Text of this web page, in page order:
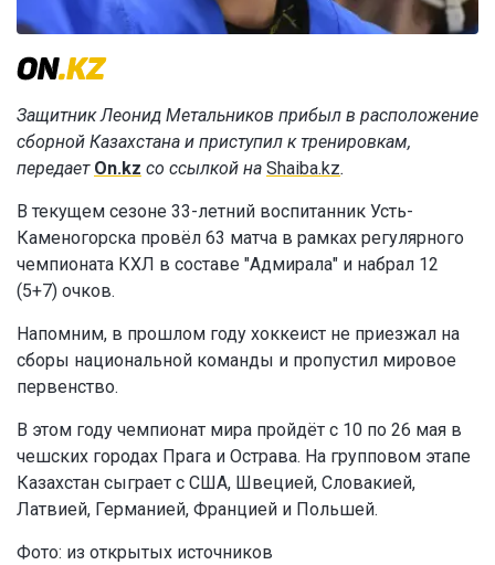
Защитник Леонид Метальников прибыл в расположение
сборной Казахстана и приступил к тренировкам,
передает On.kz со ссылкой на Shaiba.kz.
В текущем сезоне 33-летний воспитанник Усть-
Каменогорска провёл 63 матча в рамках регулярного
чемпионата КХЛ в составе "Адмирала" и набрал 12
(5+7) очков.
Напомним, в прошлом году хоккеист не приезжал на
сборы национальной команды и пропустил мировое
первенство.
В этом году чемпионат мира пройдёт с 10 по 26 мая в
чешских городах Прага и Острава. На групповом этапе
Казахстан сыграет с США, Швецией, Словакией,
Латвией, Германией, Францией и Польшей.
Фото: из открытых источников